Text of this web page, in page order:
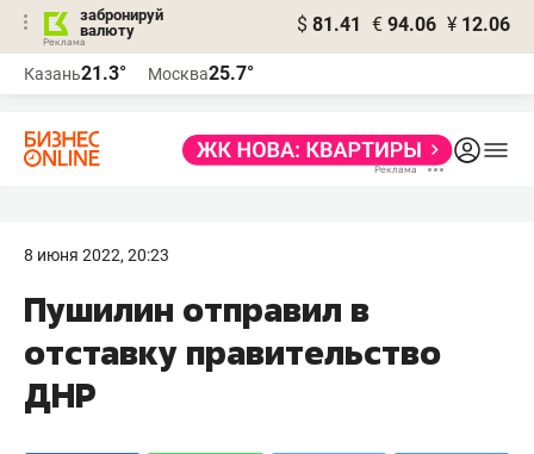
забронируй
валюту
$ 81.41 € 94.06 ¥ 12.06
Казань21.3° Москва25.7°
8 июня 2022, 20:23
Пушилин отправил в
отставку правительство
ДНР